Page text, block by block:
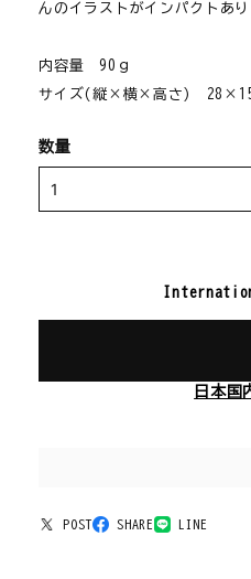
んのイラストがインパクトあり
内容量 90ｇ
サイズ(縦×横×高さ)
数量
日本国
POST SHARE LINE